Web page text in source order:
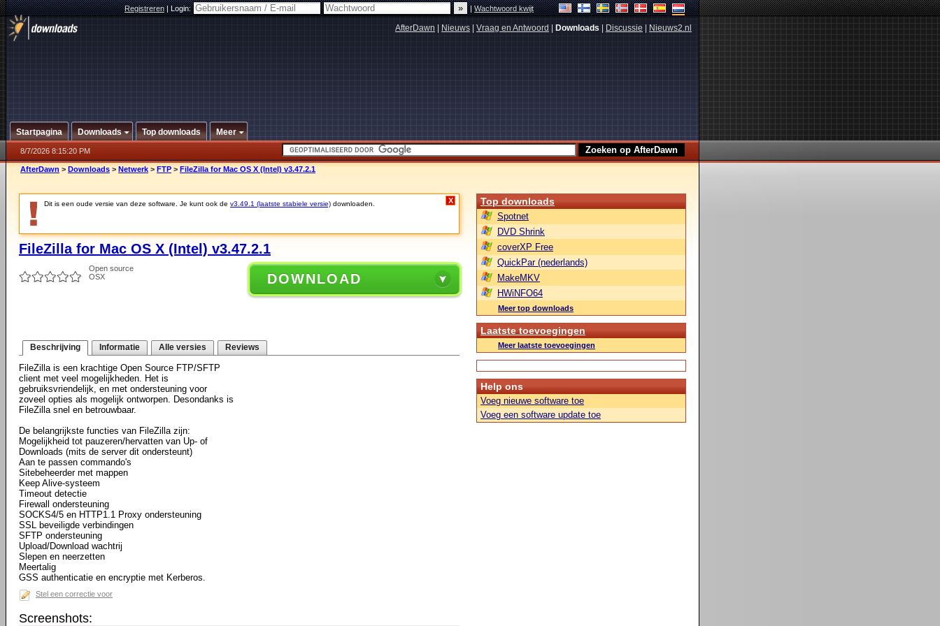
Registreren|Login: |Wachtwoord kwijt
AfterDawn Nieuws Vraag en Antwoord Downloads Discussie Nieuws2.nl
Startpagina Downloads Top downloads Meer
8/7/2026 8:15:20 PM
AfterDawn > Downloads > Netwerk > FTP > FileZilla for Mac OS X (Intel) v3.47.2.1
Dit is een oude versie van deze software. Je kunt ook de v3.49.1 (laatste stabiele versie) downloaden. X
FileZilla for Mac OS X (Intel) v3.47.2.1
Open source
OSX
DOWNLOAD
Beschrijving Informatie Alle versies Reviews
FileZilla is een krachtige Open Source FTP/SFTP
client met veel mogelijkheden. Het is
gebruiksvriendelijk, en met ondersteuning voor
zoveel opties als mogelijk ontworpen. Desondanks is
FileZilla snel en betrouwbaar.
De belangrijkste functies van FileZilla zijn:
Mogelijkheid tot pauzeren/hervatten van Up- of
Downloads (mits de server dit ondersteunt)
Aan te passen commando's
Sitebeheerder met mappen
Keep Alive-systeem
Timeout detectie
Firewall ondersteuning
SOCKS4/5 en HTTP1.1 Proxy ondersteuning
SSL beveiligde verbindingen
SFTP ondersteuning
Upload/Download wachtrij
Slepen en neerzetten
Meertalig
GSS authenticatie en encryptie met Kerberos.
Stel een correctie voor
Screenshots:
Top downloads
Spotnet
DVD Shrink
coverXP Free
QuickPar (nederlands)
MakeMKV
HWiNFO64
Meer top downloads
Laatste toevoegingen
Meer laatste toevoegingen
Help ons
Voeg nieuwe software toe
Voeg een software update toe